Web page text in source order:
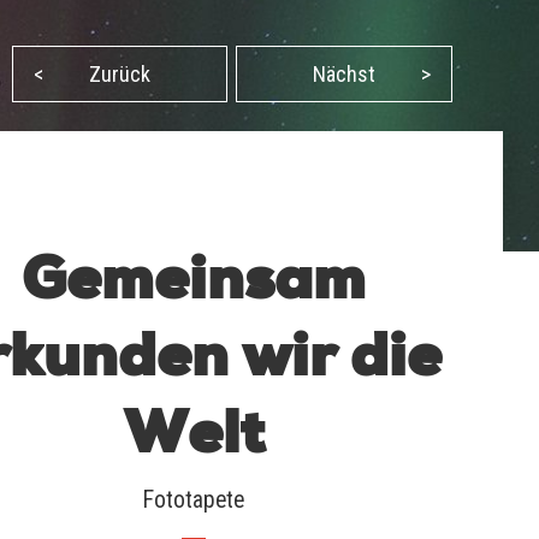
< Zurück Nächst >
Gemeinsam
wir die
Welt
Fototapete